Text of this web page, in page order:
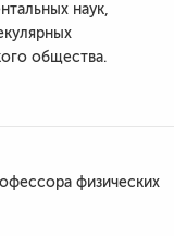
наук,
общества.
физических